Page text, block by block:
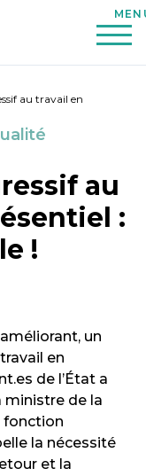
au travail en
au
:
!
un
en
de l’État a
ministre de la
fonction
la nécessité
et la